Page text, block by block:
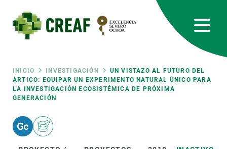
contenido
principal
Ruta
de
navegación
INICIO INVESTIGACIÓN
UN VISTAZO AL FUTURO DEL
ÁRTICO: EQUIPAR UN EXPERIMENTO NATURAL ÚNICO PARA
LA INVESTIGACIÓN ECOSISTÉMICA DE PRÓXIMA
GENERACIÓN
RRSS
Featured
responsive
INTRANET